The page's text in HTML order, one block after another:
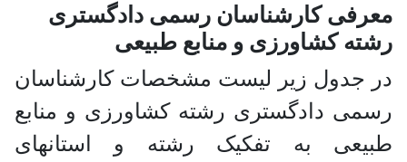
کارشناسان رسمی دادگستری
کشاورزی و منابع طبیعی
زیر لیست مشخصات کارشناسان
دادگستری رشته کشاورزی و منابع
به تفکیک رشته و استانهای